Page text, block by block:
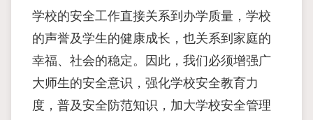
学校的安全工作直接关系到办学质量，学校
的声誉及学生的健康成长，也关系到家庭的
幸福、社会的稳定。因此，我们必须增强广
大师生的安全意识，强化学校安全教育力
度，普及安全防范知识，加大学校安全管理